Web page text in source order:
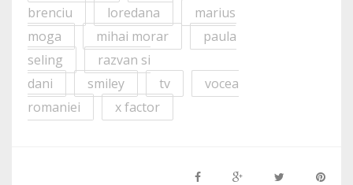
brenciu loredana
marius
moga
mihai morar
paula
seling
razvan si
dani
smiley tv
vocea
romaniei
x factor